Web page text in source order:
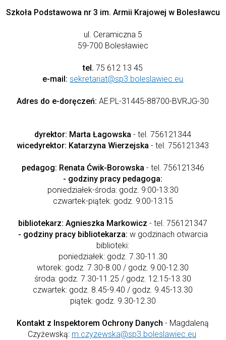
Szkoła Podstawowa nr 3 im. Armii Krajowej w Bolesławcu
ul. Ceramiczna 5
59-700 Bolesławiec
tel.75 612 13 45
e-mail:sekretariat@sp3.boleslawiec.eu
Adres do e-doręczeń: AE:PL-31445-88700-BVRJG-30
dyrektor: Marta Łagowska - tel. 756121344
wicedyrektor: Katarzyna Wierzejska - tel. 756121343
pedagog: Renata Ćwik-Borowska - tel. 756121346
- godziny pracy pedagoga:
poniedziałek-środa: godz. 9:00-13:30
czwartek-piątek: godz. 9:00-13:15
bibliotekarz: Agnieszka Markowicz - tel. 756121347
- godziny pracy bibliotekarza: w godzinach otwarcia
biblioteki:
poniedziałek: godz. 7.30-11.30
wtorek: godz. 7.30-8.00 / godz. 9.00-12.30
środa: godz. 7.30-11.25 / godz. 12.15-13.30
czwartek: godz. 8.45-9.40 / godz. 9.45-13.30
piątek: godz. 9.30-12.30
Kontakt z Inspektorem Ochrony Danych - Magdaleną
Czyżewską: m.czyzewska@sp3.boleslawiec.eu